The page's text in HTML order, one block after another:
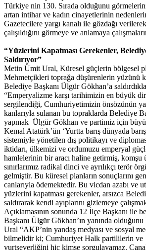
Türkiye nin 130. Sırada olduğunu
artan intihar ve kadın cinayetlerinin
Gazetecilere yargı kanalı ile gözdağı
çalışıldığını görmeye ve anlamaya
“Yüzlerini Kapatması Gerekenler,
Saldırıyor”
Metin Ümit Ural, Küresel güçlerin bölgesel
Mehmetçikleri toprağa düşürenlerin yüzünü
Belediye Başkanı Ülgür Gökhan’a
“Emperyalizme karşı tarihimizin en büyük
sergilendiği, Cumhuriyetimizin önsözünün
kanlarıyla sulanan bu topraklarda Belediye
yapmak Ülgür Gökhan ve partimiz için
Kemal Atatürk’ün ‘Yurtta barış dünyada
sistemiyle yönetilen dış politikayı ve
iktidarı, ülkemizi ve ordumuzu emperyal
hamlelerinin bir aracı haline getirmiş, komşu
sınırlarımız radikal dinci ve ayrılıkçı terör
gelmiştir. Bu küresel planların sonuçlarını
canlarıyla ödemektedir. Bu vicdan azabı ve
yüzlerini kapatması gerekenler, arsızca
saldırarak kendi ayıplarını gizlemeye
Açıklamasının sonunda 12 İlçe Başkanı ile
Başkanı Ülgür Gökhan’ın yanında
Ural “AKP’nin yandaş medyası ve sosyal
bilmelidir ki; Cumhuriyet Halk partililerin
yurtseverliğini hiç kimse sorgulayamaz.